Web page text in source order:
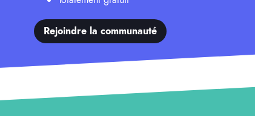
Rejoindre la communauté